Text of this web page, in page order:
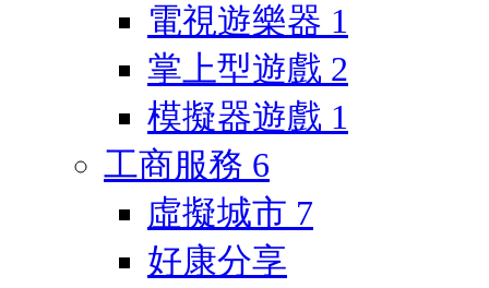
電視遊樂器 1
掌上型遊戲 2
模擬器遊戲 1
工商服務 6
虛擬城市 7
好康分享